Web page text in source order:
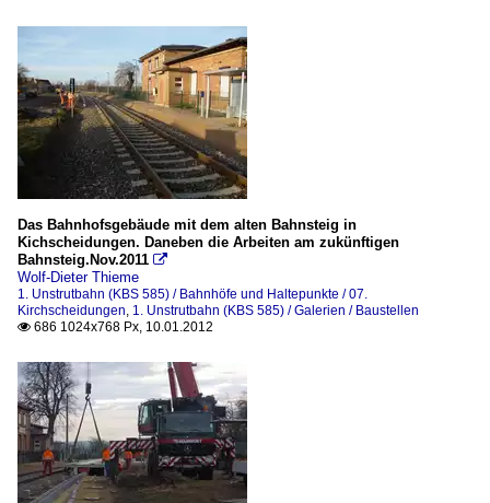
Das Bahnhofsgebäude mit dem alten Bahnsteig in
Kichscheidungen. Daneben die Arbeiten am zukünftigen
Bahnsteig.Nov.2011 
Wolf-Dieter Thieme
1. Unstrutbahn (KBS 585) / Bahnhöfe und Haltepunkte / 07.
Kirchscheidungen, 1. Unstrutbahn (KBS 585) / Galerien / Baustellen
 686 1024x768 Px, 10.01.2012